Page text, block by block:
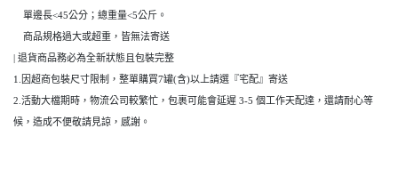
單邊長<45公分；總重量<5公斤。
商品規格過大或超重，皆無法寄送
| 退貨商品務必為全新狀態且包裝完整
1.因超商包裝尺寸限制，整單購買7罐(含)以上請選『宅配』寄送
2.活動大檔期時，物流公司較繁忙，包裹可能會延遲 3-5 個工作天配達，還請耐心等
候，造成不便敬請見諒，感謝。